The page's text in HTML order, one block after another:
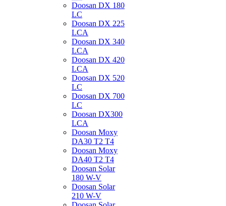
Doosan DX 180
LC
Doosan DX 225
LCA
Doosan DX 340
LCA
Doosan DX 420
LCA
Doosan DX 520
LC
Doosan DX 700
LC
Doosan DX300
LCA
Doosan Moxy
DA30 T2 T4
Doosan Moxy
DA40 T2 T4
Doosan Solar
180 W-V
Doosan Solar
210 W-V